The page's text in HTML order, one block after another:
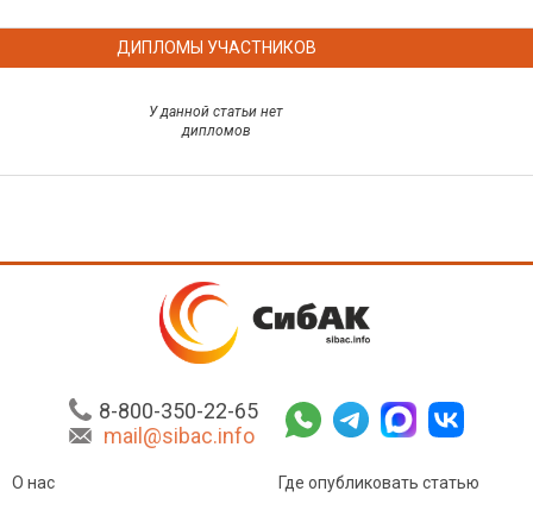
ДИПЛОМЫ УЧАСТНИКОВ
У данной статьи нет
дипломов
8-800-350-22-65
mail@sibac.info
О нас
Где опубликовать статью